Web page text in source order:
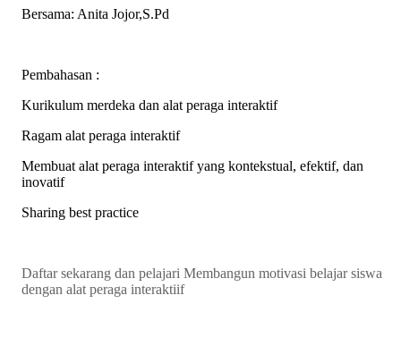
Bersama: Anita Jojor,S.Pd
Pembahasan :
Kurikulum merdeka dan alat peraga interaktif
Ragam alat peraga interaktif
Membuat alat peraga interaktif yang kontekstual, efektif, dan
inovatif
Sharing best practice
Daftar sekarang dan pelajari Membangun motivasi belajar siswa
dengan alat peraga interaktiif